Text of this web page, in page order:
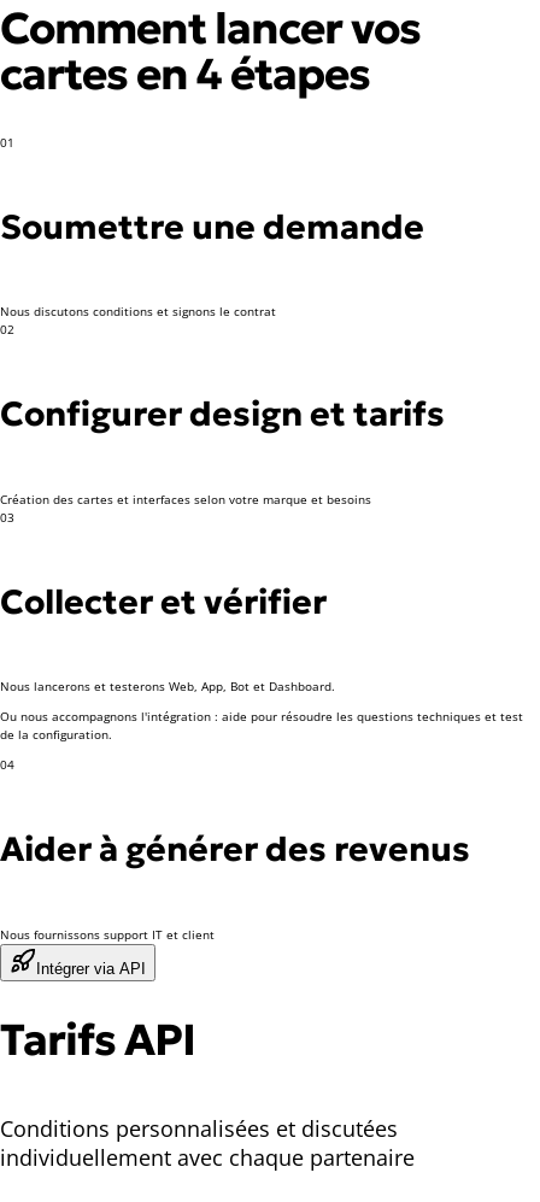
Comment lancer vos
cartes en 4 étapes
01
Soumettre une demande
Nous discutons conditions et signons le contrat
02
Configurer design et tarifs
Création des cartes et interfaces selon votre marque et besoins
03
Collecter et vérifier
Nous lancerons et testerons Web, App, Bot et Dashboard.
Ou nous accompagnons l'intégration : aide pour résoudre les questions techniques et test
de la configuration.
04
Aider à générer des revenus
Nous fournissons support IT et client
Intégrer via API
Tarifs API
Conditions personnalisées et discutées
individuellement avec chaque partenaire